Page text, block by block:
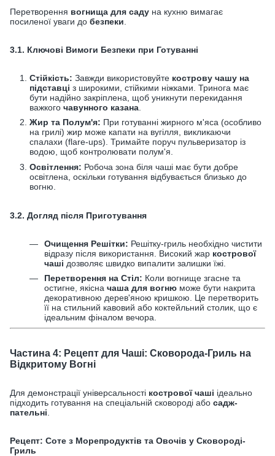
Перетворення вогнища для саду на кухню вимагає
посиленої уваги до безпеки
3.1. Ключові Вимоги Безпеки при Готуванні
Стійкість: Завжди використовуйте кострову чашу на
підставці з широкими, стійкими ніжками. Тринога має
бути надійно закріплена, щоб уникнути перекидання
важкого чавунного казана
Жир та Полум'я: При готуванні жирного м'яса (особливо
на грилі) жир може капати на вугілля, викликаючи
спалахи (flare-ups). Тримайте поруч пульверизатор із
водою, щоб контролювати полум'я.
Освітлення: Робоча зона біля чаші має бути добре
освітлена, оскільки готування відбувається близько до
вогню.
3.2. Догляд після Приготування
Очищення Решітки: Решітку-гриль необхідно чистити
відразу після використання. Високий жар кострової
чаші дозволяє швидко випалити залишки їжі.
Перетворення на Стіл: Коли вогнище згасне та
остигне, якісна чаша для вогню може бути накрита
декоративною дерев'яною кришкою. Це перетворить
її на стильний кавовий або коктейльний столик, що є
ідеальним фіналом вечора.
Частина 4: Рецепт для Чаші: Сковорода-Гриль на
Відкритому Вогні
Для демонстрації універсальності кострової чаші ідеально
підходить готування на спеціальній сковороді або садж-
пательні
Рецепт: Соте з Морепродуктів та Овочів у Сковороді-
Гриль